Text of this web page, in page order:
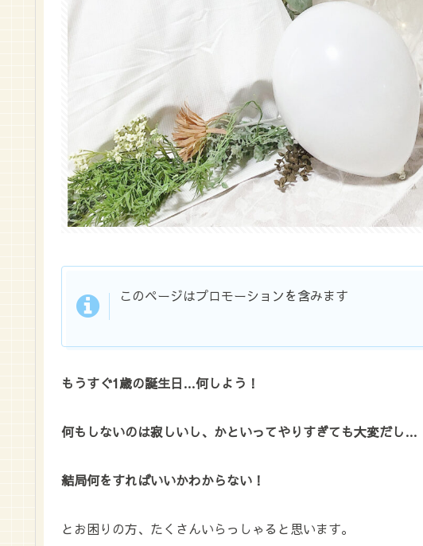
このページはプロモーションを含みます
もうすぐ1歳の誕生日…何しよう！
何もしないのは寂しいし、かといってやりすぎても大変だし…
結局何をすればいいかわからない！
とお困りの方、たくさんいらっしゃると思います。